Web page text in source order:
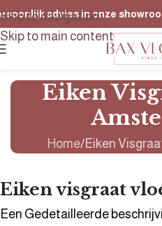
Skip to navigation
Skip to main content
advies in onze showrooms.
Eiken
Home Eiken
Eiken visgraat
Een Gedetailleerde